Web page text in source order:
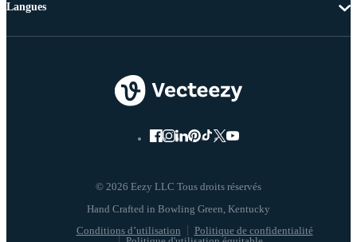
© 2026 Eezy LLC Tous droits réservés
Conditions d’utilisation
Politique de confidentialité
Langues